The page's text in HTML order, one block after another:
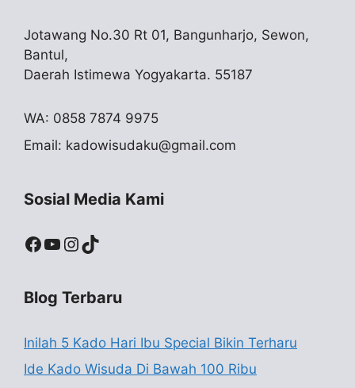
Jotawang No.30 Rt 01, Bangunharjo, Sewon,
Bantul,
Daerah Istimewa Yogyakarta. 55187
WA: 0858 7874 9975
Email: kadowisudaku@gmail.com
Sosial Media Kami
Facebook
YouTube
Instagram
TikTok
Blog Terbaru
Inilah 5 Kado Hari Ibu Special Bikin Terharu
Ide Kado Wisuda Di Bawah 100 Ribu